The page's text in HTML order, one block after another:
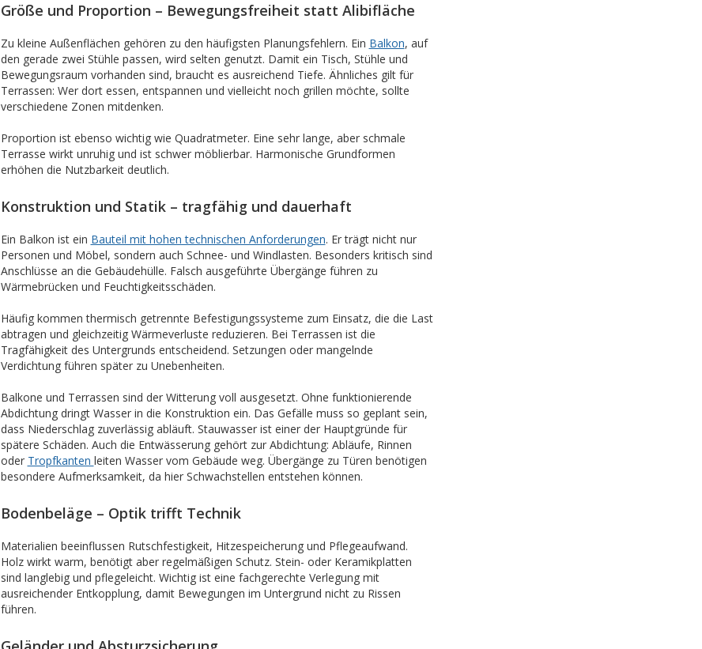
Größe und Proportion – Bewegungsfreiheit statt Alibifläche
Zu kleine Außenflächen gehören zu den häufigsten Planungsfehlern. Ein Balkon, auf
den gerade zwei Stühle passen, wird selten genutzt. Damit ein Tisch, Stühle und
Bewegungsraum vorhanden sind, braucht es ausreichend Tiefe. Ähnliches gilt für
Terrassen: Wer dort essen, entspannen und vielleicht noch grillen möchte, sollte
verschiedene Zonen mitdenken.
Proportion ist ebenso wichtig wie Quadratmeter. Eine sehr lange, aber schmale
Terrasse wirkt unruhig und ist schwer möblierbar. Harmonische Grundformen
erhöhen die Nutzbarkeit deutlich.
Konstruktion und Statik – tragfähig und dauerhaft
Ein Balkon ist ein Bauteil mit hohen technischen Anforderungen. Er trägt nicht nur
Personen und Möbel, sondern auch Schnee- und Windlasten. Besonders kritisch sind
Anschlüsse an die Gebäudehülle. Falsch ausgeführte Übergänge führen zu
Wärmebrücken und Feuchtigkeitsschäden.
Häufig kommen thermisch getrennte Befestigungssysteme zum Einsatz, die die Last
abtragen und gleichzeitig Wärmeverluste reduzieren. Bei Terrassen ist die
Tragfähigkeit des Untergrunds entscheidend. Setzungen oder mangelnde
Verdichtung führen später zu Unebenheiten.
Balkone und Terrassen sind der Witterung voll ausgesetzt. Ohne funktionierende
Abdichtung dringt Wasser in die Konstruktion ein. Das Gefälle muss so geplant sein,
dass Niederschlag zuverlässig abläuft. Stauwasser ist einer der Hauptgründe für
spätere Schäden. Auch die Entwässerung gehört zur Abdichtung: Abläufe, Rinnen
oder Tropfkanten leiten Wasser vom Gebäude weg. Übergänge zu Türen benötigen
besondere Aufmerksamkeit, da hier Schwachstellen entstehen können.
Bodenbeläge – Optik trifft Technik
Materialien beeinflussen Rutschfestigkeit, Hitzespeicherung und Pflegeaufwand.
Holz wirkt warm, benötigt aber regelmäßigen Schutz. Stein- oder Keramikplatten
sind langlebig und pflegeleicht. Wichtig ist eine fachgerechte Verlegung mit
ausreichender Entkopplung, damit Bewegungen im Untergrund nicht zu Rissen
führen.